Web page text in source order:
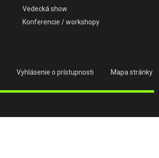
Vedecká show
Konferencie / workshopy
Vyhlásenie o prístupnosti Mapa stránky